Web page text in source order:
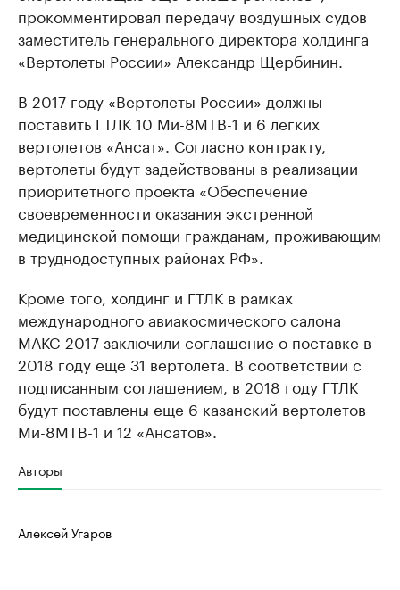
прокомментировал передачу воздушных судов
заместитель генерального директора холдинга
«Вертолеты России» Александр Щербинин.
В 2017 году «Вертолеты России» должны
поставить ГТЛК 10 Ми-8МТВ-1 и 6 легких
вертолетов «Ансат». Согласно контракту,
вертолеты будут задействованы в реализации
приоритетного проекта «Обеспечение
своевременности оказания экстренной
медицинской помощи гражданам, проживающим
в труднодоступных районах РФ».
Кроме того, холдинг и ГТЛК в рамках
международного авиакосмического салона
МАКС-2017 заключили соглашение о поставке в
2018 году еще 31 вертолета. В соответствии с
подписанным соглашением, в 2018 году ГТЛК
будут поставлены еще 6 казанский вертолетов
Ми-8МТВ-1 и 12 «Ансатов».
Авторы
Алексей Угаров